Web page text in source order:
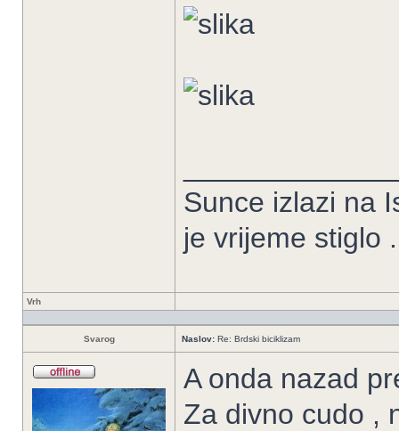
Sunce izlazi na
je vrijeme stiglo .
Vrh
Svarog Naslov: Re: Brdski biciklizam
A onda nazad
Za divno cudo ,